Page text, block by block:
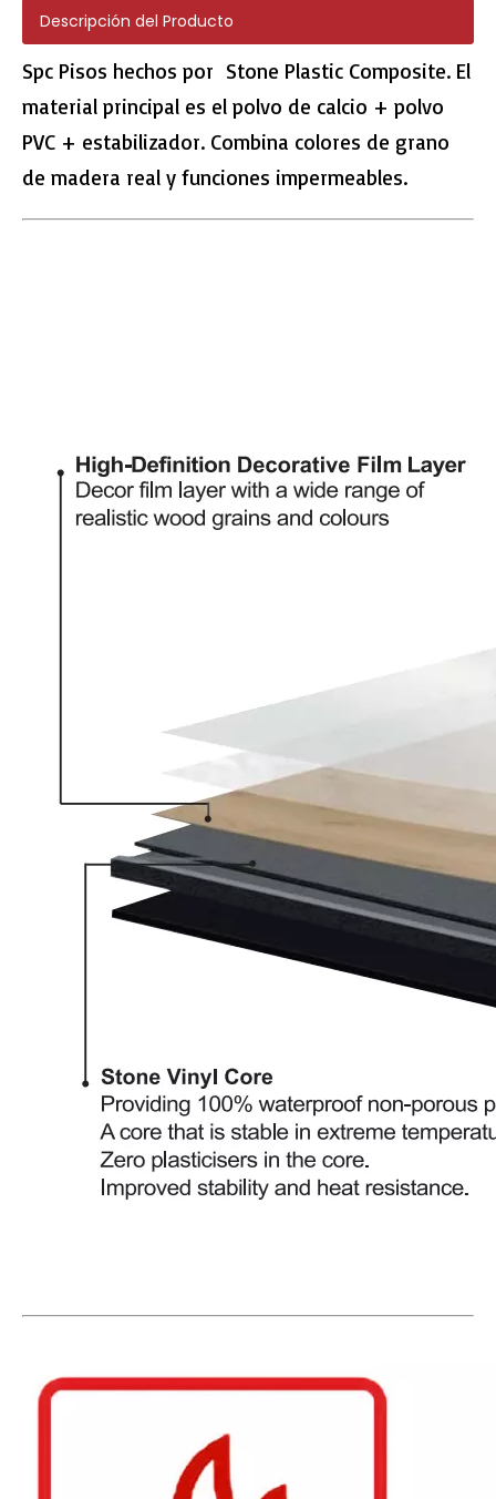
Descripción del Producto
Spc Pisos hechos por Stone Plastic Composite. El
material principal es el polvo de calcio + polvo
PVC + estabilizador. Combina colores de grano
de madera real y funciones impermeables.